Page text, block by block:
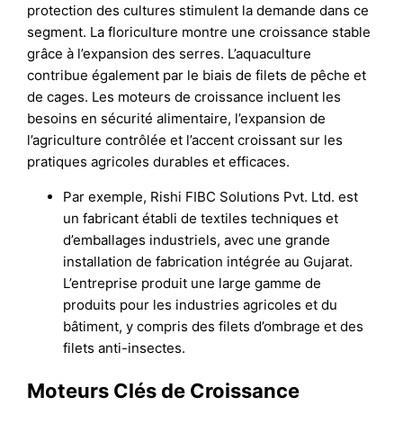
protection des cultures stimulent la demande dans ce
segment. La floriculture montre une croissance stable
grâce à l’expansion des serres. L’aquaculture
contribue également par le biais de filets de pêche et
de cages. Les moteurs de croissance incluent les
besoins en sécurité alimentaire, l’expansion de
l’agriculture contrôlée et l’accent croissant sur les
pratiques agricoles durables et efficaces.
Par exemple, Rishi FIBC Solutions Pvt. Ltd. est
un fabricant établi de textiles techniques et
d’emballages industriels, avec une grande
installation de fabrication intégrée au Gujarat.
L’entreprise produit une large gamme de
produits pour les industries agricoles et du
bâtiment, y compris des filets d’ombrage et des
filets anti-insectes.
Moteurs Clés de Croissance